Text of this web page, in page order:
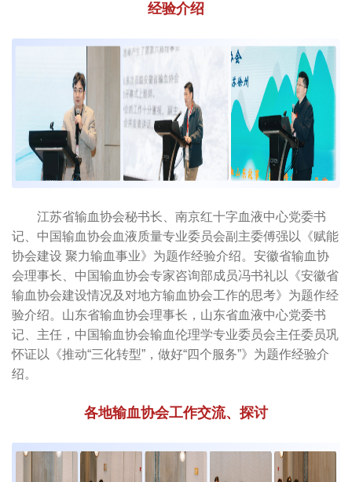
经验介绍
江苏省输血协会秘书长、南京红十字血液中心党委书
记、中国输血协会血液质量专业委员会副主委傅强以《赋能
协会建设 聚力输血事业》为题作经验介绍。安徽省输血协
会理事长、中国输血协会专家咨询部成员冯书礼以《安徽省
输血协会建设情况及对地方输血协会工作的思考》为题作经
验介绍。山东省输血协会理事长，山东省血液中心党委书
记、主任，中国输血协会输血伦理学专业委员会主任委员巩
怀证以《推动“三化转型”，做好“四个服务”》为题作经验介
绍。
各地输血协会工作交流、探讨